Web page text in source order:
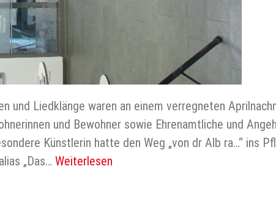
und Liedklänge waren an einem verregneten
und Bewohner sowie Ehrenamtliche und
Künstlerin hatte den Weg „von dr Alb ra…“ ins
„Das… Weiterlesen